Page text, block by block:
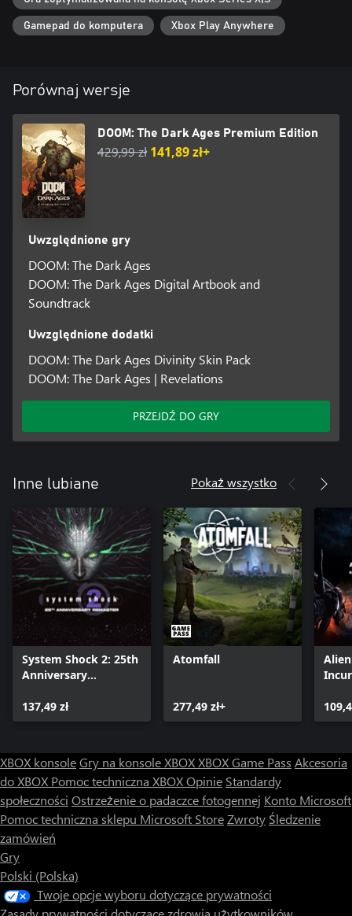
starożytnych spustoszonych terenów i światów poza nimi.
Wyposaż się w okrutnie potężną piłotarczę i przebijaj się przez
mroczny świat pełen zagrożeń i sekretów na najbardziej jak dotąd
Gamepad do komputera Xbox Play Anywhere
Porównaj wersje
DOOM: The Dark Ages Premium Edition
429,99 zł 141,89 zł+
Uwzględnione gry
DOOM: The Dark Ages
DOOM: The Dark Ages Digital Artbook and
Soundtrack
Uwzględnione dodatki
DOOM: The Dark Ages Divinity Skin Pack
DOOM: The Dark Ages | Revelations
PRZEJDŹ DO GRY
Inne lubiane Pokaż wszystko
System Shock 2: 25th
Anniversary
137,49 zł
Atomfall
277,49 zł+
XBOX konsoleGry na konsole XBOXXBOX Game Pass Akcesoria
do XBOX Pomoc techniczna XBOXOpinie Standardy
społeczności Ostrzeżenie o padaczce fotogennej Konto Microsoft
Pomoc techniczna sklepu Microsoft StoreZwroty Śledzenie
zamówień
Gry
Polski (Polska)
Twoje opcje wyboru dotyczące prywatności